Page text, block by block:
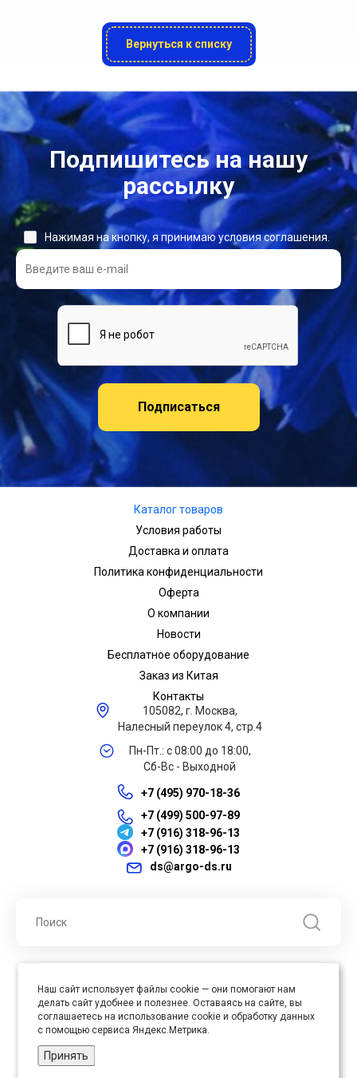
Вернуться к списку
Подпишитесь на нашу
рассылку
Подписаться
Нажимая на кнопку, я принимаю условия соглашения.
Каталог товаров
Условия работы
Доставка и оплата
Политика конфиденциальности
Оферта
О компании
Новости
Бесплатное оборудование
Заказ из Китая
Контакты
105082, г. Москва,
Налесный переулок 4, стр.4
Пн-Пт.: с 08:00 до 18:00,
Сб-Вс - Выходной
+7 (495) 970-18-36
+7 (499) 500-97-89
+7 (916) 318-96-13
+7 (916) 318-96-13
ds@argo-ds.ru
права защищены
Юр. адрес : 105005, г. Москва, ул. Бауманская, д.20, стр. 3
Наш сайт использует файлы cookie — они помогают нам
делать сайт удобнее и полезнее. Оставаясь на сайте, вы
соглашаетесь на использование cookie и обработку данных
с помощью сервиса Яндекс.Метрика.
Принять